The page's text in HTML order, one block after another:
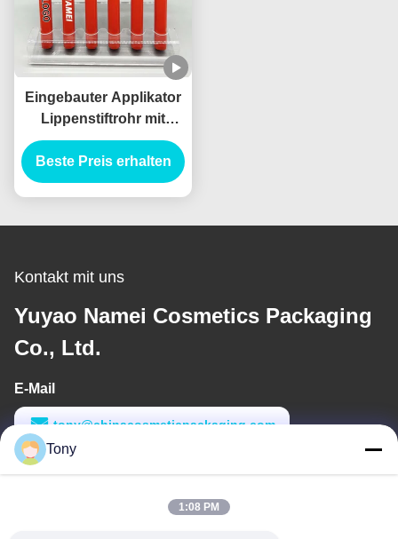
Eingebauter Applikator
Lippenstiftrohr mit
Standardkapazität
Beste Preis erhalten
Kontakt mit uns
Yuyao Namei Cosmetics Packaging
Co., Ltd.
E-Mail
tony@chinacosmeticpackaging.com
Arbeitszeit
Tony
1:08 PM